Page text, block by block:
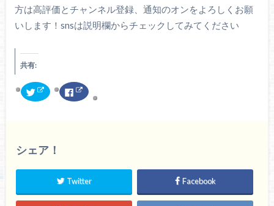
方は高評価とチャンネル登録、通知のオンをよろしくお願
いします！snsは説明欄からチェックしてみてください
共有:
ク
リ
ッ
i
t
e
共
有
F
c
す
る
に
は
ク
シェア！
Twitter Facebook